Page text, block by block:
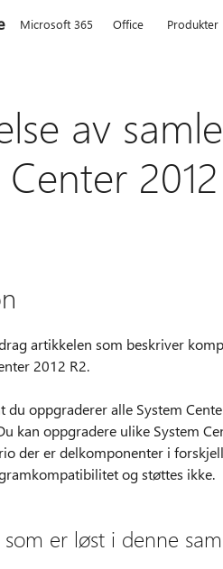
Microsoft 365 Office Produkter
av
artikkelen som beskriver
2012 R2.
du oppgraderer alle System
kan oppgradere ulike System
der er delkomponenter i
og støttes ikke.
er løst i denne